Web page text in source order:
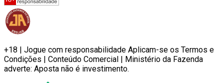
+18 | Jogue com responsabilidade Aplicam-se os Termos e
Condições | Conteúdo Comercial | Ministério da Fazenda
adverte: Aposta não é investimento.